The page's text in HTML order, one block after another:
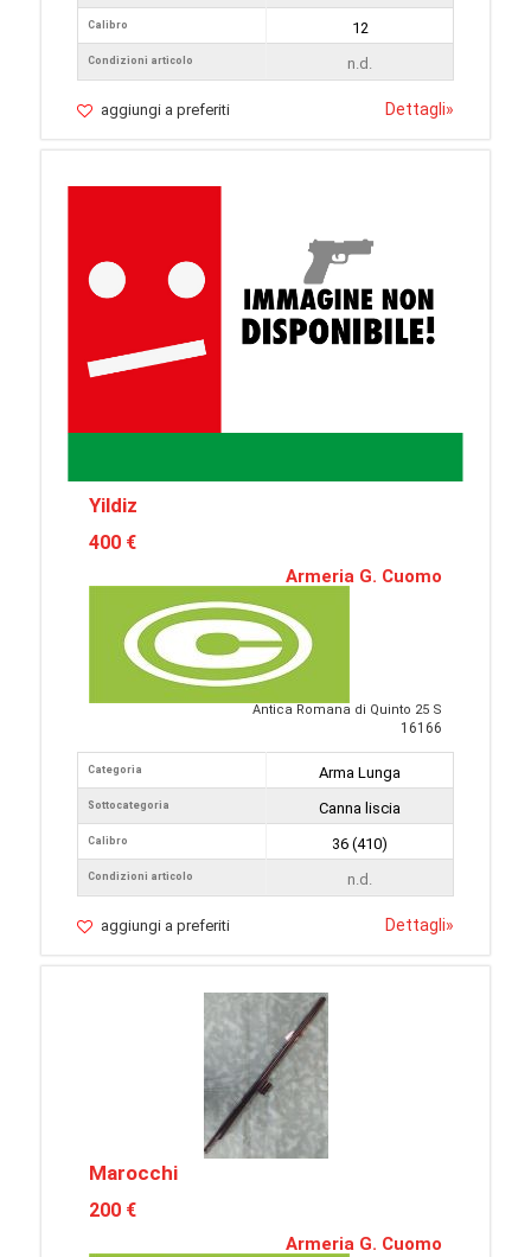
Calibro
Condizioni articolo
12
n.d.
aggiungi a preferiti Dettagli»
Yildiz
400 €
Armeria G. Cuomo
Antica Romana di Quinto 25 S
16166
Categoria
Sottocategoria
Calibro
Condizioni articolo
Arma Lunga
Canna liscia
36 (410)
n.d.
aggiungi a preferiti Dettagli»
Marocchi
200 €
Armeria G. Cuomo